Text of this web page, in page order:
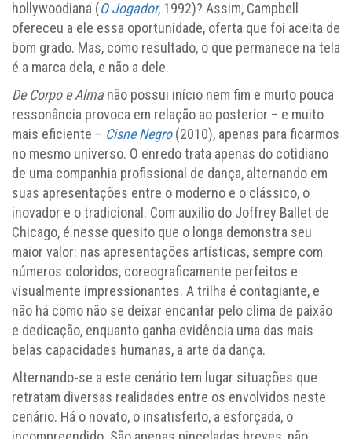
hollywoodiana (O Jogador, 1992)? Assim, Campbell
ofereceu a ele essa oportunidade, oferta que foi aceita de
bom grado. Mas, como resultado, o que permanece na tela
é a marca dela, e não a dele.
De Corpo e Almanão possui início nem fim e muito pouca
ressonância provoca em relação ao posterior – e muito
mais eficiente – Cisne Negro(2010), apenas para ficarmos
no mesmo universo. O enredo trata apenas do cotidiano
de uma companhia profissional de dança, alternando em
suas apresentações entre o moderno e o clássico, o
inovador e o tradicional. Com auxílio do Joffrey Ballet de
Chicago, é nesse quesito que o longa demonstra seu
maior valor: nas apresentações artísticas, sempre com
números coloridos, coreograficamente perfeitos e
visualmente impressionantes. A trilha é contagiante, e
não há como não se deixar encantar pelo clima de paixão
e dedicação, enquanto ganha evidência uma das mais
belas capacidades humanas, a arte da dança.
Alternando-se a este cenário tem lugar situações que
retratam diversas realidades entre os envolvidos neste
cenário. Há o novato, o insatisfeito, a esforçada, o